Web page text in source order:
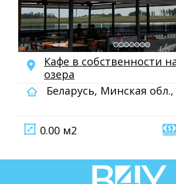
Кафе в собственности
озера
Беларусь, Минская
0.00 м2